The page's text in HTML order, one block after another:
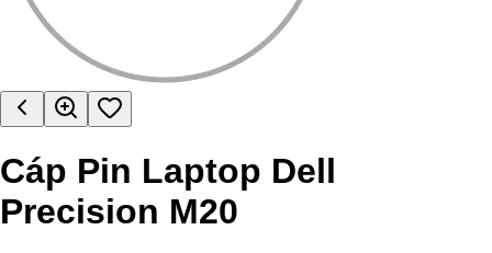
Cáp Pin Laptop Dell
Precision M20